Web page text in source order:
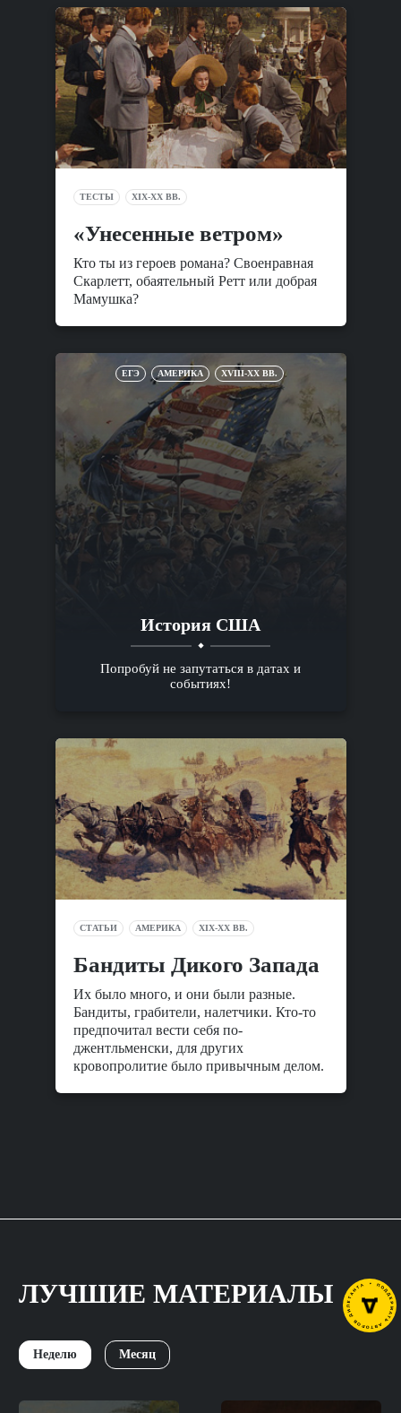
ТЕСТЫ XIX-XX ВВ.
«Унесенные ветром»
Кто ты из героев романа? Своенравная
Скарлетт, обаятельный Ретт или добрая
Мамушка?
ЕГЭ АМЕРИКА XVIII-XX ВВ.
История США
Попробуй не запутаться в датах и
событиях!
СТАТЬИ АМЕРИКА XIX-XX ВВ.
Бандиты Дикого Запада
Их было много, и они были разные.
Бандиты, грабители, налетчики. Кто-то
предпочитал вести себя по-
джентльменски, для других
кровопролитие было привычным делом.
ЛУЧШИЕ МАТЕРИАЛЫ
Неделю Месяц